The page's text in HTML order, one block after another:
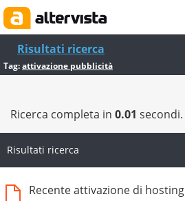
Risultati ricerca
Tag:attivazione pubblicità
Ricerca completa in 0.01 secondi.
Risultati ricerca
Recente attivazione di hosting